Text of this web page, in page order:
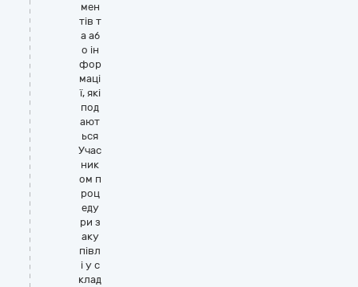
мен
тів т
а аб
о ін
фор
маці
ї, які
под
ают
ься
Учас
ник
ом п
роц
еду
ри з
аку
півл
і у с
клад